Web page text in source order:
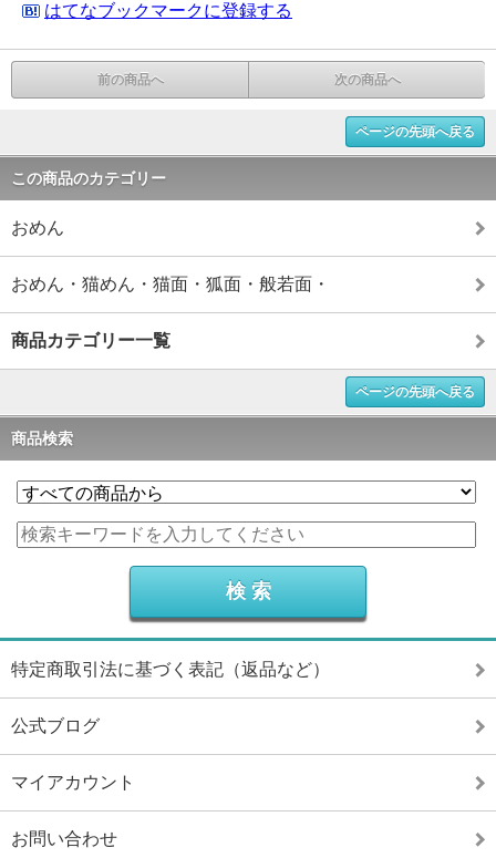
はてなブックマークに登録する
前の商品へ 次の商品へ
ページの先頭へ戻る
この商品のカテゴリー
おめん
おめん・猫めん・猫面・狐面・般若面・
商品カテゴリー一覧
ページの先頭へ戻る
商品検索
特定商取引法に基づく表記（返品など）
公式ブログ
マイアカウント
お問い合わせ